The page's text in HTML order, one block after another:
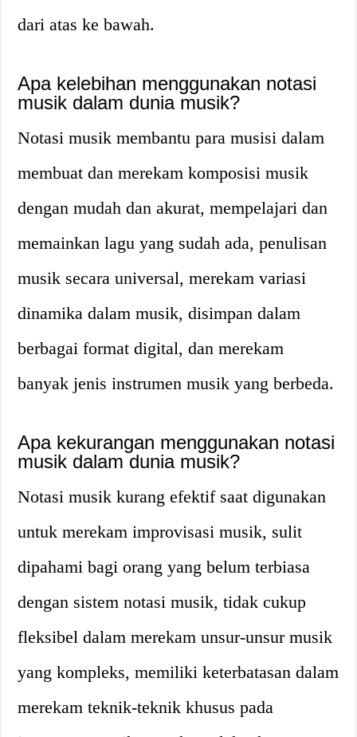
dari atas ke bawah.
Apa kelebihan menggunakan notasi
musik dalam dunia musik?
Notasi musik membantu para musisi dalam
membuat dan merekam komposisi musik
dengan mudah dan akurat, mempelajari dan
memainkan lagu yang sudah ada, penulisan
musik secara universal, merekam variasi
dinamika dalam musik, disimpan dalam
berbagai format digital, dan merekam
banyak jenis instrumen musik yang berbeda.
Apa kekurangan menggunakan notasi
musik dalam dunia musik?
Notasi musik kurang efektif saat digunakan
untuk merekam improvisasi musik, sulit
dipahami bagi orang yang belum terbiasa
dengan sistem notasi musik, tidak cukup
fleksibel dalam merekam unsur-unsur musik
yang kompleks, memiliki keterbatasan dalam
merekam teknik-teknik khusus pada